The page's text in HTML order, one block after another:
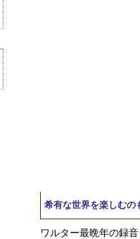
希有な世界を楽しむの
ワルター最晩年の録